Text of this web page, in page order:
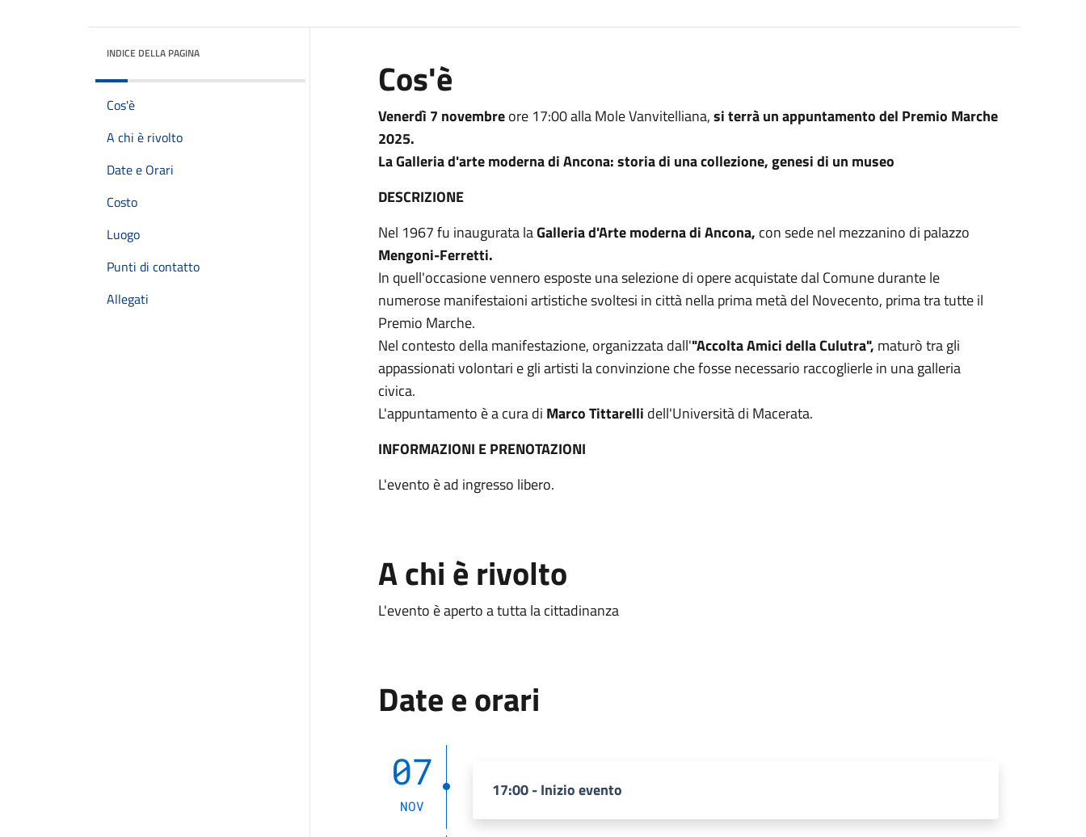
INDICE DELLA PAGINA
Cos'è
A chi è rivolto
Date e Orari
Costo
Luogo
Punti di contatto
Allegati
Cos'è
Venerdì 7 novembreore 17:00 alla Mole Vanvitelliana,si terrà un appuntamento del Premio Marche
2025.
La Galleria d'arte moderna di Ancona: storia di una collezione, genesi di un museo
DESCRIZIONE
Nel 1967 fu inaugurata laGalleria d'Arte moderna diAncona, con sede nel mezzanino di palazzo
Mengoni-Ferretti.
In quell'occasione vennero esposte una selezione di opere acquistate dal Comune durante le
numerose manifestaioni artistiche svoltesi in città nella prima metà del Novecento, prima tra tutte il
Premio Marche.
Nel contesto della manifestazione, organizzata dall'"Accolta Amici della Culutra", maturò tra gli
appassionati volontari e gli artisti la convinzione che fosse necessario raccoglierle in una galleria
civica.
L'appuntamento è a cura di Marco Tittarelli dell'Università di Macerata.
INFORMAZIONI E PRENOTAZIONI
L'evento è ad ingresso libero.
A chi è rivolto
L'evento è aperto a tutta la cittadinanza
Date e orari
07
NOV
17:00 - Inizio evento